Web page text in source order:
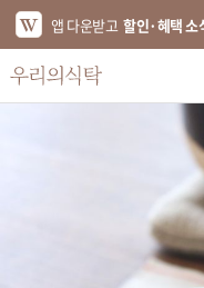
앱 다운받고 할인·혜택 소